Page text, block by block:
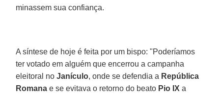
minassem sua confiança.
A síntese de hoje é feita por um bispo: "Poderíamos
ter votado em alguém que encerrou a campanha
eleitoral noJanículo, onde se defendia a República
Romana e se evitava o retorno do beato Pio IX a